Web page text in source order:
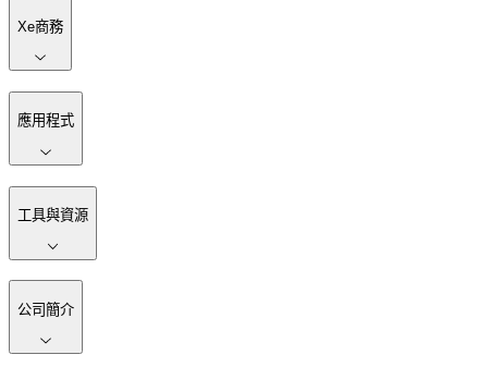
Xe商務
應用程式
工具與資源
公司簡介